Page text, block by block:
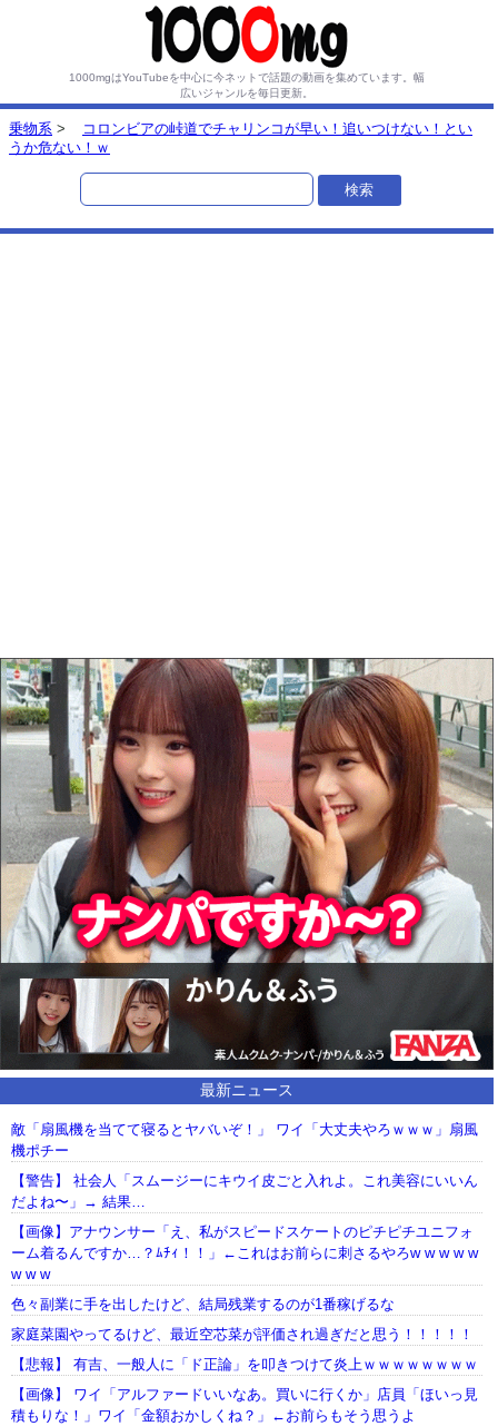
1000mgはYouTubeを中心に今ネットで話題の動画を集めています。 幅
広いジャンルを毎日更新。
乗物系 >
コロンビアの峠道でチャリンコが早い！追いつけない！とい
うか危ない！ｗ
最新ニュース
敵「扇風機を当てて寝るとヤバいぞ！」 ワイ「大丈夫やろｗｗｗ」扇風
機ポチー
【警告】 社会人「スムージーにキウイ皮ごと入れよ。これ美容にいいん
だよね〜」→ 結果…
【画像】アナウンサー「え、私がスピードスケートのピチピチユニフォ
ーム着るんですか…？ﾑﾁｨ！！」←これはお前らに刺さるやろw w w w w
w w w
色々副業に手を出したけど、結局残業するのが1番稼げるな
家庭菜園やってるけど、最近空芯菜が評価され過ぎだと思う！！！！！
【悲報】 有吉、一般人に「ド正論」を叩きつけて炎上ｗｗｗｗｗｗｗｗ
【画像】 ワイ「アルファードいいなあ。買いに行くか」店員「ほいっ見
積もりな！」ワイ「金額おかしくね？」←お前らもそう思うよ